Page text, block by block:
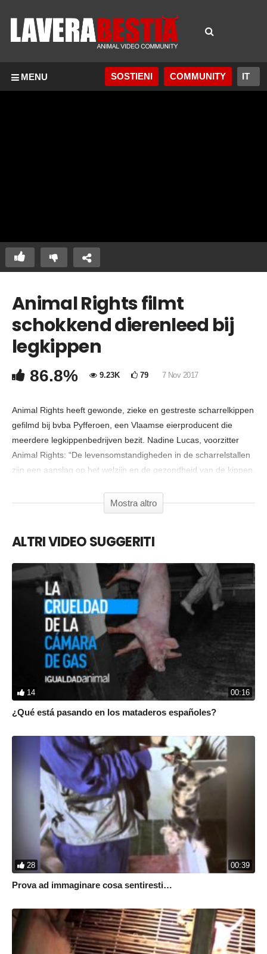
MENU SOSTIENI COMMUNITY
COMMENTA
Copia Codice Embed
Animal Rights filmt
schokkend dierenleed bij
legkippen
86.8% 9.23K 79 7 Nov 2017
Animal Rights heeft gewonde, zieke en gestreste scharrelkippen
gefilmd bij bvba Pyfferoen, een Vlaamse eierproducent die
meerdere legkippenbedrijven bezit. Nadine Lucas, voorzitter
Animal Rights: “De levensomstandigheden in de scharrelstallen
zijn een aanslag op het welzijn en de gezondheid van de kippen.
Mostra altro
ALTRI VIDEO SUGGERITI
14 00:16
¿Qué está pasando en los mataderos españoles?
28 00:39
Prova ad immaginare cosa sentiresti…